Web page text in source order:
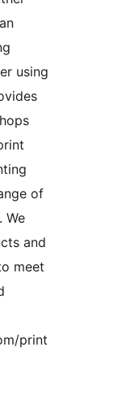
using
of
We
and
meet
print